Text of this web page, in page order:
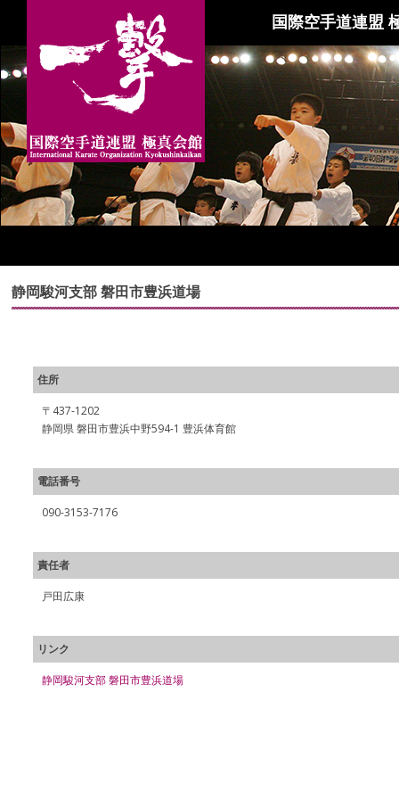
国際空手道連盟
静岡駿河支部 磐田市豊浜道場
住所
〒437-1202
静岡県 磐田市豊浜中野594-1 豊浜体育館
電話番号
090-3153-7176
責任者
戸田広康
リンク
静岡駿河支部 磐田市豊浜道場